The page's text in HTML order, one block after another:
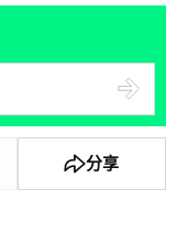
分享